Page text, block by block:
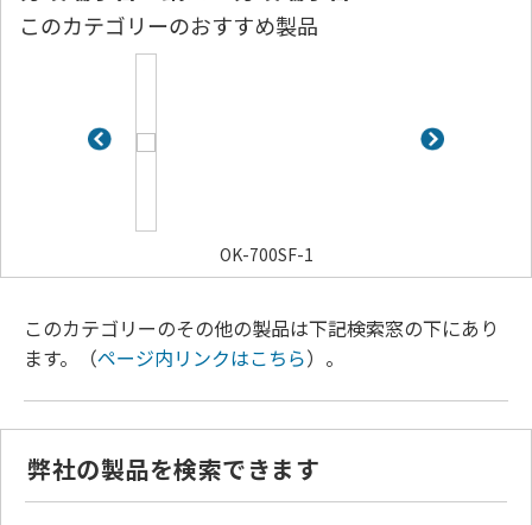
このカテゴリーのおすすめ製品
OK-700SF-1
このカテゴリーのその他の製品は下記検索窓の下にあり
ます。（ページ内リンクはこちら）。
弊社の製品を検索できます